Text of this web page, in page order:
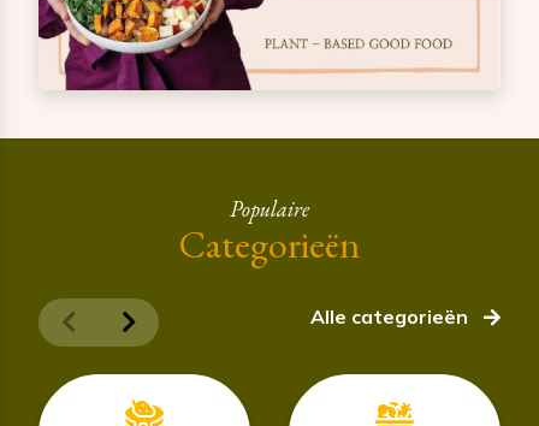
Populaire
Categorieën
Alle categorieën